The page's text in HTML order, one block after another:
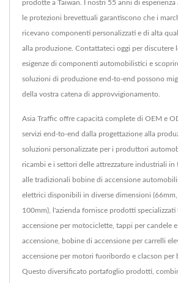
prodotte a Taiwan. I nostri 55 anni di
le protezioni brevettuali garantiscono che i
ricevano componenti personalizzati e di alta
alla produzione. Contattateci oggi per discutere
esigenze di componenti automobilistici e
soluzioni di produzione end-to-end possono
della vostra catena di approvvigionamento.
Asia Traffic offre capacità complete di OEM e
servizi end-to-end dalla progettazione alla
soluzioni personalizzate per i produttori
ricambi e i settori delle attrezzature industriali
alle tradizionali bobine di accensione
elettrici disponibili in diverse dimensioni
100mm), l'azienda fornisce prodotti
accensione per motociclette, tappi per candele
accensione, bobine di accensione per carrelli
accensione per motori fuoribordo e clacson per
Questo diversificato portafoglio prodotti,